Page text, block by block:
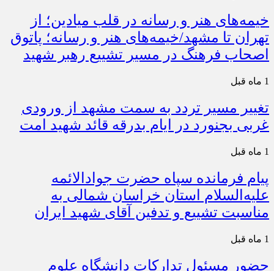
خیمه‌های هنر و رسانه در قلب میادین؛ از
تهران تا مشهد/خیمه‌های هنر و رسانه؛ پاتوق
اصحاب فرهنگ در مسیر تشییع رهبر شهید
1 ماه قبل
تغییر مسیر تردد به سمت مشهد از ورودی
غربی بجنورد در ایام بدرقه قائد شهید امت
1 ماه قبل
پیام فرمانده سپاه حضرت جوادالائمه
علیه‌السلام استان خراسان شمالی به
مناسبت تشییع و تدفین آقای شهید ایران
1 ماه قبل
حضور مسئول تدارکات دانشگاه علوم